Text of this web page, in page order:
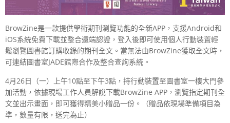
BrowZine是一款提供學術期刊瀏覽功能的全新APP，支援Android和
iOS系統免費下載並整合遠端認證，登入後即可使用個人行動裝置輕
鬆瀏覽圖書館訂購收錄的期刊全文。當無法由BrowZine獲取全文時，
可連結圖書室JADE館際合作及整合查詢系統。
4月26日（一）上午10點至下午3點，持行動裝置至圖書室一樓大門參
加活動，依據現場工作人員解說下載BrowZine APP，瀏覽指定期刊全
文並出示畫面，即可獲得精美小贈品一份。（贈品依現場準備項目為
準，數量有限，送完為止）